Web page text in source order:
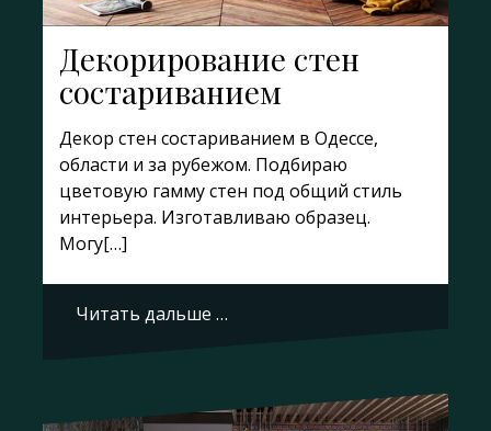
Декорирование стен
состариванием
Декор стен состариванием в Одессе,
области и за рубежом. Подбираю
цветовую гамму стен под общий стиль
интерьера. Изготавливаю образец.
Могу[…]
Читать дальше …